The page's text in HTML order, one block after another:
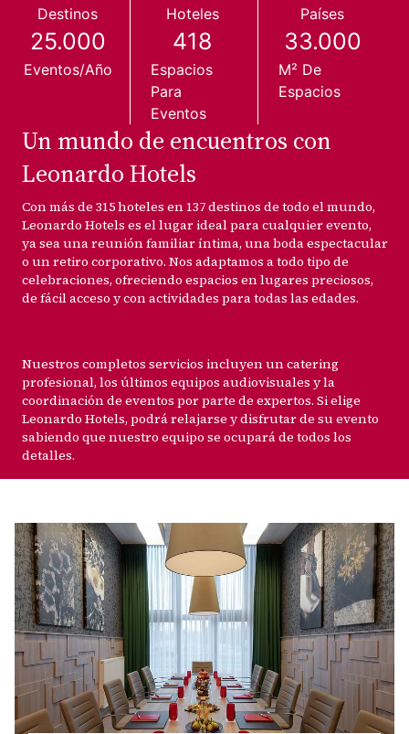
Un mundo de encuentros con
Leonardo Hotels
Con más de 315 hoteles en 137 destinos de todo el mundo,
Leonardo Hotels es el lugar ideal para cualquier evento,
ya sea una reunión familiar íntima, una boda espectacular
o un retiro corporativo. Nos adaptamos a todo tipo de
celebraciones, ofreciendo espacios en lugares preciosos,
de fácil acceso y con actividades para todas las edades.
Nuestros completos servicios incluyen un catering
profesional, los últimos equipos audiovisuales y la
coordinación de eventos por parte de expertos. Si elige
Leonardo Hotels, podrá relajarse y disfrutar de su evento
sabiendo que nuestro equipo se ocupará de todos los
detalles.
Países
Hoteles
Destinos
33.000
M² De
Espacios
418
Espacios
Para
Eventos
25.000
Eventos/año